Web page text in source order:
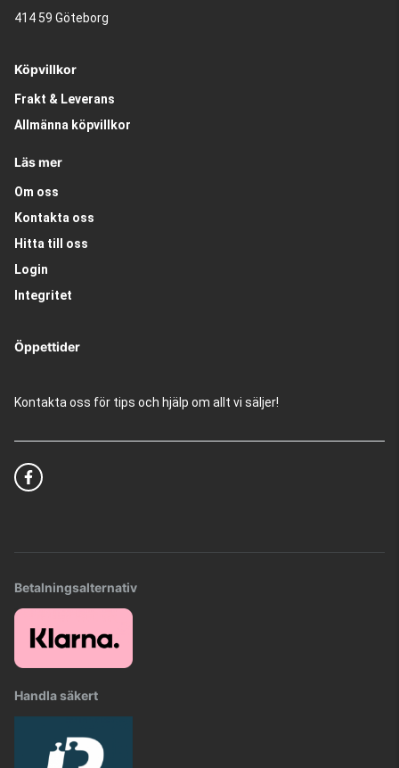
414 59 Göteborg
Köpvillkor
Frakt & Leverans
Allmänna köpvillkor
Läs mer
Om oss
Kontakta oss
Hitta till oss
Login
Integritet
Öppettider
Kontakta oss för tips och hjälp om allt vi säljer!
Betalningsalternativ
Handla säkert